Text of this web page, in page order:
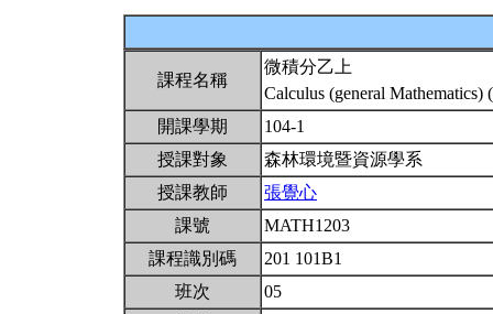
課程名稱
微積分乙上
Calculus (general Mathematics)
開課學期
104-1
授課對象
森林環境暨資源學系
授課教師
張覺心
課號
MATH1203
課程識別碼
201 101B1
班次
05